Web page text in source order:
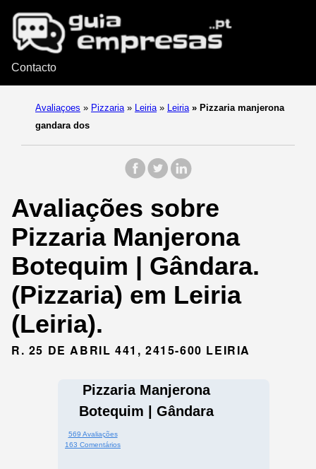
Contacto
Avaliaçoes » Pizzaria » Leiria » Leiria » Pizzaria manjerona
gandara dos
Avaliações sobre
Pizzaria Manjerona
Botequim | Gândara.
(Pizzaria) em Leiria
(Leiria).
R. 25 DE ABRIL 441, 2415-600 LEIRIA
Pizzaria Manjerona
Botequim | Gândara
569 Avaliações
163 Comentários